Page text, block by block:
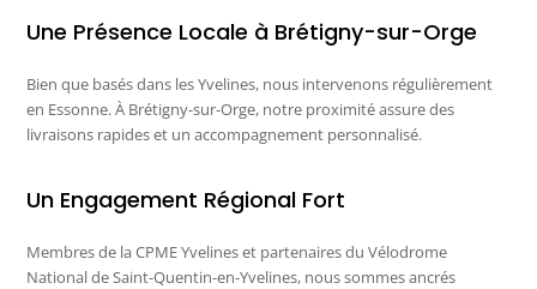
Une Présence Locale à Brétigny-sur-Orge
Bien que basés dans les Yvelines, nous intervenons régulièrement
en Essonne. À Brétigny-sur-Orge, notre proximité assure des
livraisons rapides et un accompagnement personnalisé.
Un Engagement Régional Fort
Membres de la CPME Yvelines et partenaires du Vélodrome
National de Saint-Quentin-en-Yvelines, nous sommes ancrés